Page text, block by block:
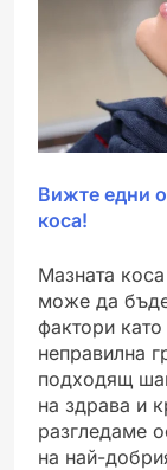
Вижте едни
коса!
Мазната
може да
фактори
неправилна
подходящ
на здрава и
разгледаме
на най-